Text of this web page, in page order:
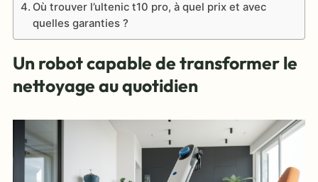
Où trouver l’ultenic t10 pro, à quel prix et avec
quelles garanties ?
Un robot capable de transformer le
nettoyage au quotidien